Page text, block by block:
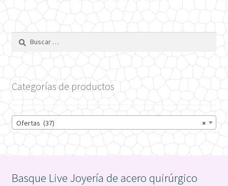
Buscar:
Categorías de productos
×
Ofertas (37)
Basque Live Joyería de acero quirúrgico